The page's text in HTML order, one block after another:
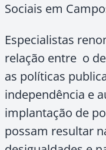
Sociais em
Especialistas
relação entre o
as políticas
independência e
implantação de
possam resultar